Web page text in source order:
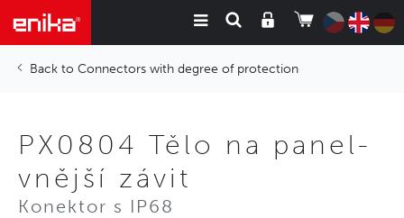
Connectors with degree of protection
PX0804 Tělo na panel-
vnější závit
Konektor s IP68